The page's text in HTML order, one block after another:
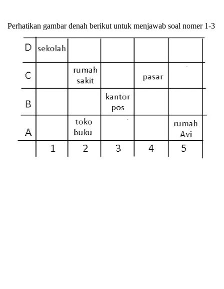
Perhatikan gambar denah berikut untuk menjawab soal nomer 1-3